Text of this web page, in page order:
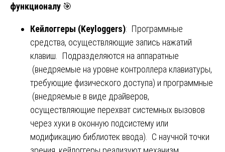
функционалу 🎯
Кейлоггеры (Keyloggers): Программные
средства, осуществляющие запись нажатий
клавиш. Подразделяются на аппаратные
(внедряемые на уровне контроллера клавиатуры,
требующие физического доступа) и программные
(внедряемые в виде драйверов,
осуществляющие перехват системных вызовов
через хуки в оконную подсистему или
модификацию библиотек ввода). С научной точки